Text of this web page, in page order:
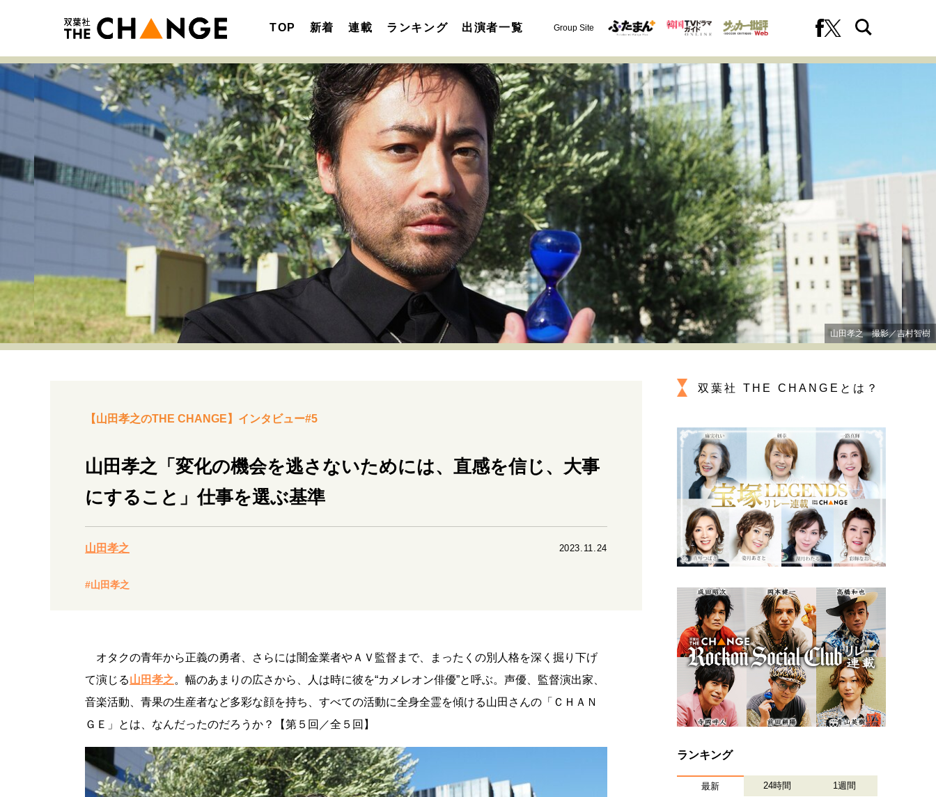
TOP 新着 連載 ランキング 出演者一覧 Group Site
注目の記事テーマで探す
サイトの核・哲学 運命を変えた出会い 決断の裏側 挫折からの再起 未知への挑戦
プロフェッショナルの矜持
表現者の葛藤
人生が動いた日 10代の挫折と原点
キャリア・働き方 セカンドキャリアの描き方 独立という決断 大人の学び直し
ファーストキャリアを拓く
夢を掴む選択
経営・ビジネス リーダーの流儀 変革の原動力 次世代へのバトン トップが描く未来
40代からの景色
一生モノの愛用品
社会・カルチャー・マネー 地域とつながる/お金との付き合い方
山田孝之 撮影／吉村智樹
【山田孝之のTHE CHANGE】インタビュー#5
山田孝之「変化の機会を逃さないためには、直感を信じ、大事
にすること」仕事を選ぶ基準
山田孝之 2023.11.24
#山田孝之
オタクの青年から正義の勇者、さらには闇金業者やＡＶ監督まで、まったくの別人格を深く掘り下げ
て演じる山田孝之。幅のあまりの広さから、人は時に彼を“カメレオン俳優”と呼ぶ。声優、監督演出家、
音楽活動、青果の生産者など多彩な顔を持ち、すべての活動に全身全霊を傾ける山田さんの「ＣＨＡＮ
ＧＥ」とは、なんだったのだろうか？【第５回／全５回】
双葉社 THE CHANGEとは？
ランキング
最新 24時間 1週間